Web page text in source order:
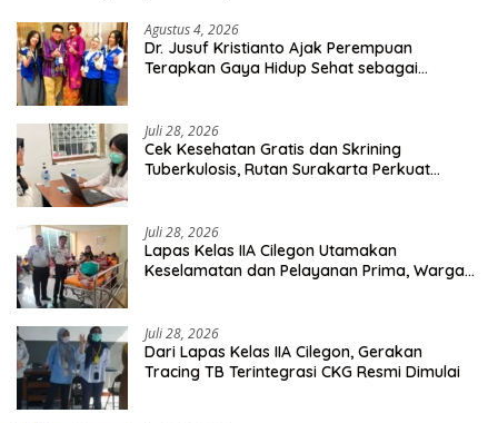
Agustus 4, 2026
Dr. Jusuf Kristianto Ajak Perempuan
Terapkan Gaya Hidup Sehat sebagai
Juli 28, 2026
Cek Kesehatan Gratis dan Skrining
Tuberkulosis, Rutan Surakarta Perkuat
Juli 28, 2026
Lapas Kelas IIA Cilegon Utamakan
Keselamatan dan Pelayanan Prima, Warga
Juli 28, 2026
Dari Lapas Kelas IIA Cilegon, Gerakan
Tracing TB Terintegrasi CKG Resmi Dimulai